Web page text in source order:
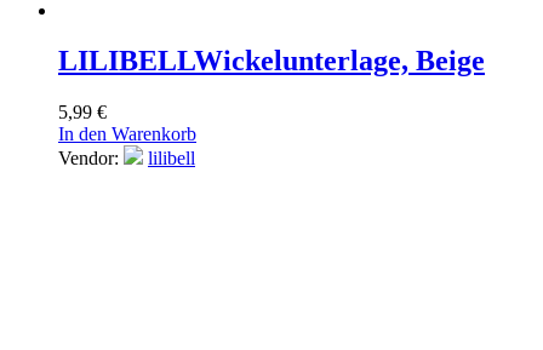
LILIBELLWickelunterlage, Beige
5,99 €
In den Warenkorb
Vendor:
lilibell